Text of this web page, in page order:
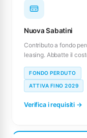
Nuova Sabatini
Contributo a fondo
leasing. Abbatte il
FONDO PERDUTO
ATTIVA FINO 2029
Verifica i requisiti →